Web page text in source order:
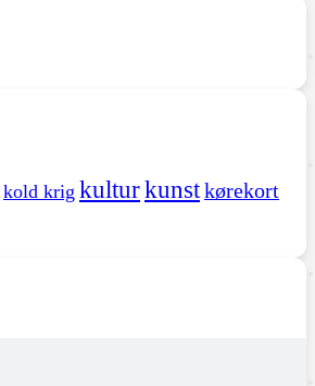
kold krig kulturkunstkørekort